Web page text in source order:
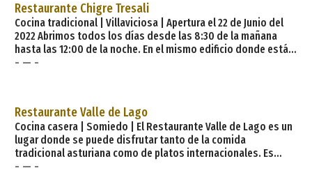
quesos asturianos de excelente calidad. Cachopos, filetes
empan
Restaurante Chigre Tresali
Cocina tradicional | Villaviciosa | Apertura el 22 de Junio del
2022 Abrimos todos los días desde las 8:30 de la mañana
hasta las 12:00 de la noche. En el mismo edificio donde está
situado El Hotel Casona de Tresali, abrimos un Restaurante
trabajamos productos de primera calidad, practicamos la
«Cocina de Pa
- — -
Restaurante Valle de Lago
Cocina casera | Somiedo | El Restaurante Valle de Lago es un
lugar donde se puede disfrutar tanto de la comida
tradicional asturiana como de platos internacionales. Es
posible deleitarse con una fabada o con la mejor carne
- — -